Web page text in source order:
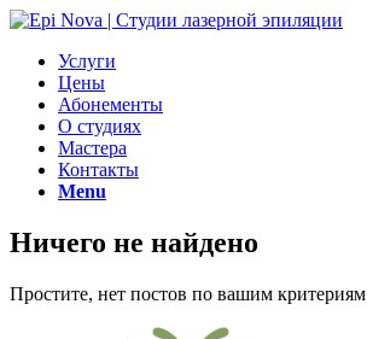
Услуги
Цены
Абонементы
О студиях
Мастера
Контакты
Menu
Ничего не найдено
Простите, нет постов по вашим критериям